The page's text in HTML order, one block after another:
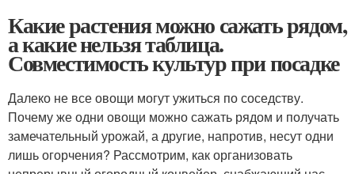
Какие растения можно сажать рядом,
а какие нельзя таблица.
Совместимость культур при посадке
Далеко не все овощи могут ужиться по соседству.
Почему же одни овощи можно сажать рядом и получать
замечательный урожай, а другие, напротив, несут одни
лишь огорчения? Рассмотрим, как организовать